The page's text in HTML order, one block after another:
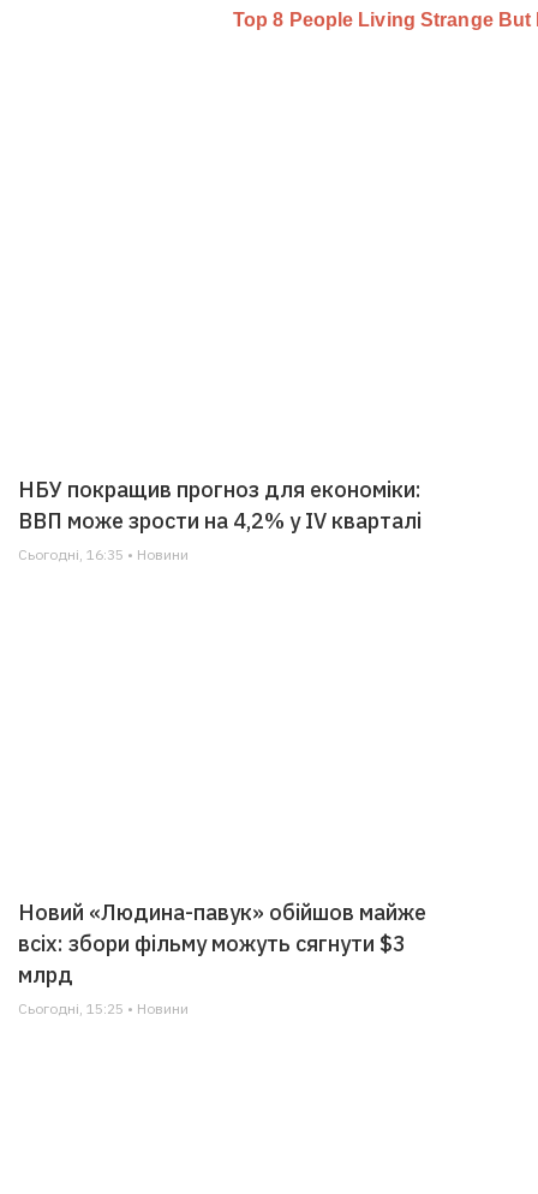
НБУ покращив прогноз для економіки:
ВВП може зрости на 4,2% у IV кварталі
Сьогодні, 16:35 • Новини
Новий «Людина-павук» обійшов майже
всіх: збори фільму можуть сягнути $3
млрд
Сьогодні, 15:25 • Новини